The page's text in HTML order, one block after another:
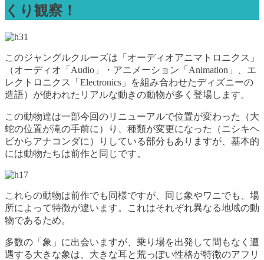
くり観察！
このジャングルクルーズは「オーディオアニマトロニクス」
（オーディオ「Audio」・アニメーション「Animation」、エ
レクトロニクス「Electronics」を組み合わせたディズニーの
造語）が使われたリアルな動きの動物が多く登場します。
この動物達は一部今回のリニューアルで位置が変わった（大
蛇の位置が滝の手前に）り、種類が変更になった（ニシキヘ
ビからアナコンダに）りしている部分もありますが、基本的
には動物たちは前作と同じです。
これらの動物は前作でも同様ですが、同じ象やワニでも、場
所によって特徴が違います。これはそれぞれ異なる地域の動
物であるため。
多数の「象」に出会いますが、乗り場を出発して間もなく遭
遇する大きな象は、大きな耳と荒っぽい性格が特徴のアフリ